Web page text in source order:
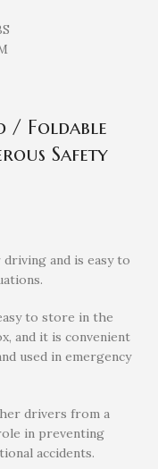
/ Foldable
Safety
and is easy to
to store in the
and it is convenient
used in emergency
drivers from a
in preventing
accidents.